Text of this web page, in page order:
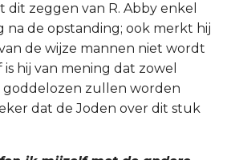
zeggen van R. Abby enkel
na de opstanding; ook merkt hij
de wijze mannen niet wordt
hij van mening dat zowel
goddelozen zullen worden
dat de Joden over dit stuk